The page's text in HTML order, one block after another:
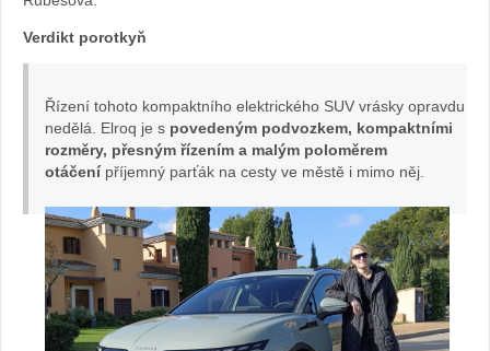
Verdikt porotkyň
Řízení tohoto kompaktního elektrického SUV vrásky opravdu
nedělá. Elroq je s povedeným podvozkem, kompaktními
rozměry, přesným řízením a malým poloměrem
otáčení příjemný parťák na cesty ve městě i mimo něj.